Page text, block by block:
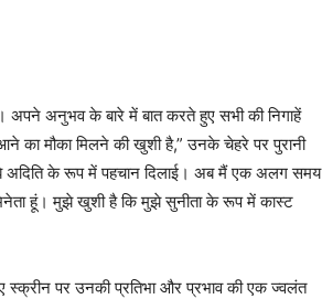
अपने अनुभव के बारे में बात करते हुए सभी की निगाहें
का मौका मिलने की खुशी है,” उनके चेहरे पर पुरानी
अदिति के रूप में पहचान दिलाई। अब मैं एक अलग समय
हूं। मुझे खुशी है कि मुझे सुनीता के रूप में कास्ट
पर उनकी प्रतिभा और प्रभाव की एक ज्वलंत